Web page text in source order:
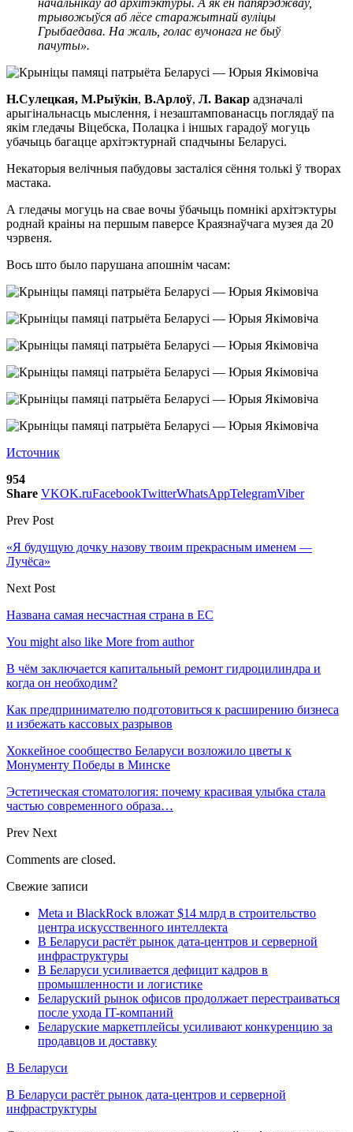
трывожыўся аб лёсе старажытнай вуліцы
Грыбаедава. На жаль, голас вучонага не быў
пачуты».
Н.Сулецкая, М.Рыўкін, В.Арлоў, Л. Вакар адзначалі
арыгінальнасць мыслення, і незаштампованасць поглядаў па
якім гледачы Віцебска, Полацка і іншых гарадоў могуць
убачыць багацце архітэктурнай спадчыны Беларусі.
Некаторыя велічныя пабудовы засталіся сёння толькі ў творах
мастака.
А гледачы могуць на свае вочы ўбачыць помнікі архітэктуры
роднай краіны на першым паверсе Краязнаўчага музея да 20
чэрвеня.
Вось што было парушана апошнім часам:
Источник
954
Share VKOK.ruFacebookTwitterWhatsAppTelegramViber
Prev Post
«Я будущую дочку назову твоим прекрасным именем —
Лучёса»
Next Post
Названа самая несчастная страна в ЕС
You might also like More from author
В чём заключается капитальный ремонт гидроцилиндра и
когда он необходим?
Как предпринимателю подготовиться к расширению бизнеса
и избежать кассовых разрывов
Хоккейное сообщество Беларуси возложило цветы к
Монументу Победы в Минске
Эстетическая стоматология: почему красивая улыбка стала
частью современного образа…
Prev Next
Comments are closed.
Свежие записи
Meta и BlackRock вложат $14 млрд в строительство
центра искусственного интеллекта
В Беларуси растёт рынок дата-центров и серверной
инфраструктуры
В Беларуси усиливается дефицит кадров в
промышленности и логистике
Беларуский рынок офисов продолжает перестраиваться
после ухода IT-компаний
Беларуские маркетплейсы усиливают конкуренцию за
продавцов и доставку
В Беларуси
В Беларуси растёт рынок дата-центров и серверной
инфраструктуры